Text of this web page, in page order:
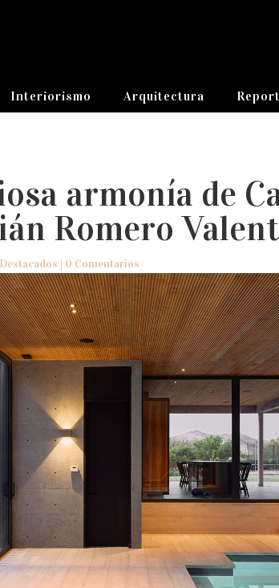
Interiorismo Arquitectura
armonía de
Romero
Destacados | 0 Comentarios